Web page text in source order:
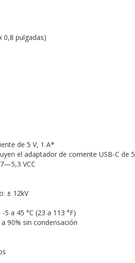
0,8 pulgadas)
de 5 V, 1 A*
el adaptador de corriente USB-C de 5
VCC
± 12kV
a 45 °C (23 a 113 °F)
90% sin condensación